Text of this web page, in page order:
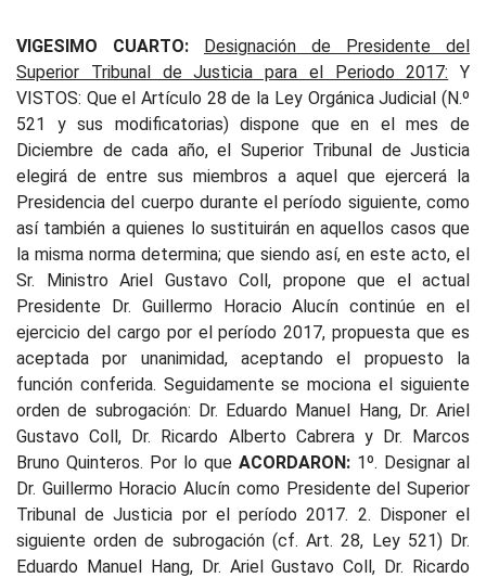
VIGESIMO CUARTO:
Designación de Presidente del
Superior Tribunal de Justicia para el Periodo 2017: Y
VISTOS: Que el Artículo 28 de la Ley Orgánica Judicial (N.º
521 y sus modificatorias) dispone que en el mes de
Diciembre de cada año, el Superior Tribunal de Justicia
elegirá de entre sus miembros a aquel que ejercerá la
Presidencia del cuerpo durante el período siguiente, como
así también a quienes lo sustituirán en aquellos casos que
la misma norma determina; que siendo así, en este acto, el
Sr. Ministro Ariel Gustavo Coll, propone que el actual
Presidente Dr. Guillermo Horacio Alucín continúe en el
ejercicio del cargo por el período 2017, propuesta que es
aceptada por unanimidad, aceptando el propuesto la
función conferida. Seguidamente se mociona el siguiente
orden de subrogación: Dr. Eduardo Manuel Hang, Dr. Ariel
Gustavo Coll, Dr. Ricardo Alberto Cabrera y Dr. Marcos
Bruno Quinteros. Por lo que ACORDARON: 1º. Designar al
Dr. Guillermo Horacio Alucín como Presidente del Superior
Tribunal de Justicia por el período 2017. 2. Disponer el
siguiente orden de subrogación (cf. Art. 28, Ley 521) Dr.
Eduardo Manuel Hang, Dr. Ariel Gustavo Coll, Dr. Ricardo